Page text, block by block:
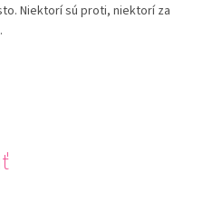
Niektorí sú proti, niektorí za